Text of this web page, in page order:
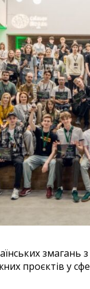
змагань
проєктів у